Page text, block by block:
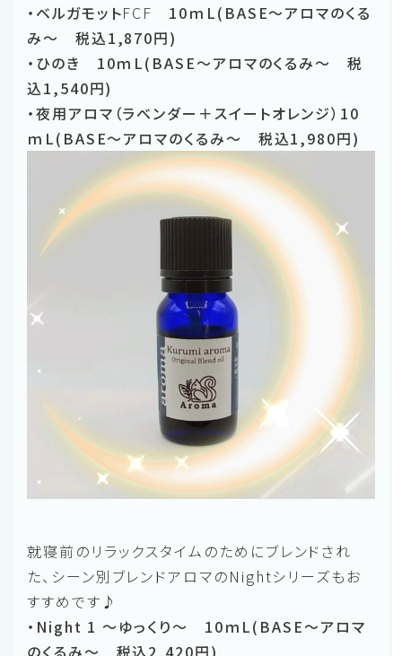
・ベルガモットFCF 10ｍL(BASE～アロマのくる
み～ 税込1,870円)
・ひのき 10ｍL(BASE～アロマのくるみ～ 税
込1,540円)
・夜用アロマ（ラベンダー＋スイートオレンジ）10
ｍL(BASE～アロマのくるみ～ 税込1,980円)
就寝前のリラックスタイムのためにブレンドされ
た、シーン別ブレンドアロマのNightシリーズもお
すすめです♪
・Night 1 ～ゆっくり～ 10ｍL(BASE～アロマ